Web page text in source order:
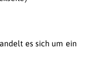
es sich um ein